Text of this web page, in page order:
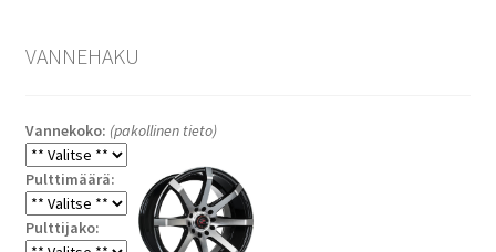
VANNEHAKU
Vannekoko: (pakollinen tieto)
Pulttimäärä:
Pulttijako: